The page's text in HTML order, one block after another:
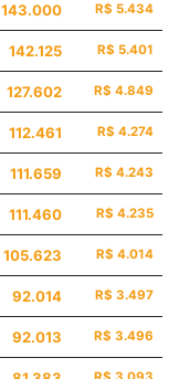
143.000 R$ 5.434
142.125 R$ 5.401
127.602 R$ 4.849
112.461 R$ 4.274
111.659 R$ 4.243
111.460 R$ 4.235
105.623 R$ 4.014
92.014 R$ 3.497
92.013 R$ 3.496